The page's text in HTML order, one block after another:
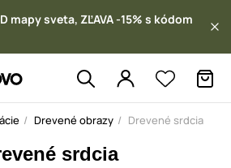
mapy sveta, ZĽAVA -15% s kódom
Drevené obrazy Drevené srdcia
srdcia